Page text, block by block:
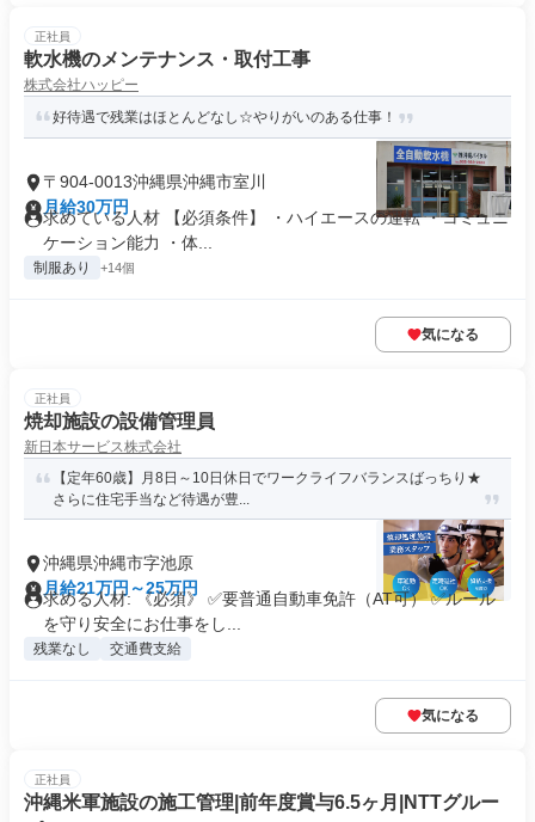
正社員
軟水機のメンテナンス・取付工事
株式会社ハッピー
好待遇で残業はほとんどなし☆やりがいのある仕事！
〒904-0013沖縄県沖縄市室川
月給30万円
求めている人材 【必須条件】 ・ハイエースの運転 ・コミュニ
ケーション能力 ・体...
制服あり +14個
気になる
正社員
焼却施設の設備管理員
新日本サービス株式会社
【定年60歳】月8日～10日休日でワークライフバランスばっちり★
さらに住宅手当など待遇が豊...
沖縄県沖縄市字池原
月給21万円～25万円
求める人材: 《必須》 ✅要普通自動車免許（AT可） ✅ルール
を守り安全にお仕事をし...
残業なし 交通費支給
気になる
正社員
沖縄米軍施設の施工管理|前年度賞与6.5ヶ月|NTTグルー